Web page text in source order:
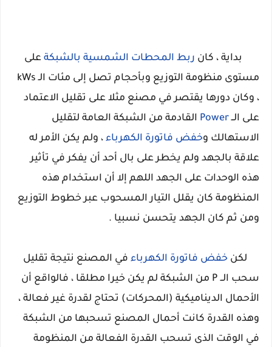
بداية ، كان ربط المحطات الشمسية بالشبكة على
مستوى منظومة التوزيع وبأحجام تصل إلى مئات الـ kWs
، وكان دورها يقتصر في مصنع مثلا على تقليل الاعتماد
على الــPower القادمة من الشبكة العامة لتقليل
الاستهالك وخفض فاتورة الكهرباء ، ولم يكن الأمر له
علاقة بالجهد ولم يخطر على بال أحد أن يفكر في تأثير
هذه الوحدات على الجهد اللهم إلا أن استخدام هذه
المنظومة كان يقلل التيار المسحوب عبر خطوط التوزيع
ومن ثم كان الجهد يتحسن نسبيا .
لكن خفض فاتورة الكهرباء في المصنع نتيجة تقليل
سحب الــ P من الشبكة لم يكن خيرا مطلقا ، فالواقع أن
الأحمال الديناميكية (المحركات) تحتاج لقدرة غير فعالة ،
وهذه القدرة كانت أحمال المصنع تسحبها من الشبكة
في الوقت الذى تسحب القدرة الفعالة من المنظومة